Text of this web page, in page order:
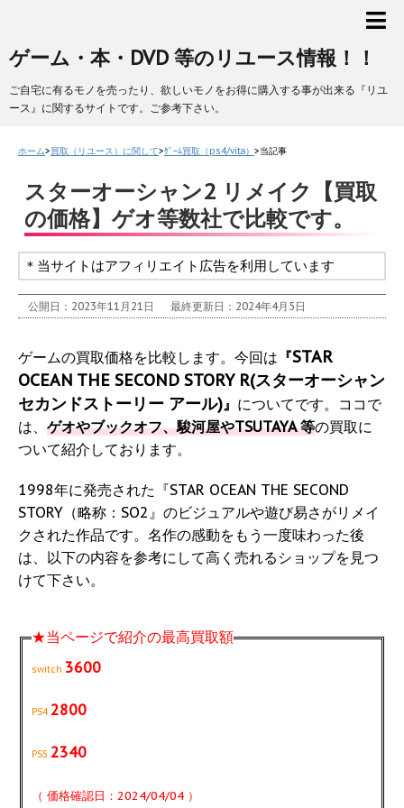
ゲーム・本・DVD 等のリユース情報！！
ご自宅に有るモノを売ったり、欲しいモノをお得に購入する事が出来る『リユ
ース』に関するサイトです。ご参考下さい。
ホーム>買取（リユース）に関して>ｹﾞｰﾑ買取（ps4/vita） >当記事
スターオーシャン2 リメイク【買取
の価格】ゲオ等数社で比較です。
＊当サイトはアフィリエイト広告を利用しています
公開日：2023年11月21日 最終更新日：2024年4月5日
ゲームの買取価格を比較します。今回は 『STAR
OCEAN THE SECOND STORY R(スターオーシャン
セカンドストーリー アール)』 についてです。ココで
は、 ゲオやブックオフ、駿河屋やTSUTAYA 等の買取に
ついて紹介しております。
1998年に発売された『STAR OCEAN THE SECOND
STORY（略称：SO2』のビジュアルや遊び易さがリメイ
クされた作品です。名作の感動をもう一度味わった後
は、以下の内容を参考にして高く売れるショップを見つ
けて下さい。
★当ページで紹介の最高買取額
switch 3600
PS42800
PS5 2340
（ 価格確認日：2024/04/04 ）